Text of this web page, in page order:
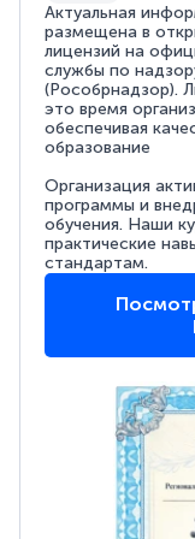
Актуальная
размещена в
лицензий на
службы по
(Рособрнадзор).
это время
обеспечивая
образование
Организация
программы и
обучения. Наши
практические
стандартам.